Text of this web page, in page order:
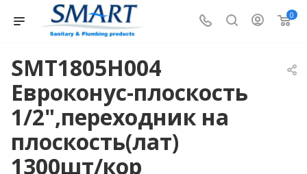
0
SMT1805H004
Евроконус-плоскость
1/2",переходник на
плоскость(лат)
1300шт/кор